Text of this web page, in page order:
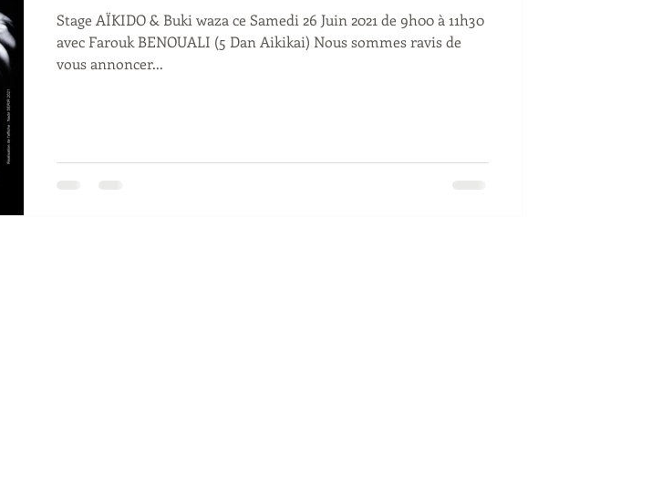
Stage AÏKIDO & Buki waza ce Samedi 26 Juin 2021 de 9h00 à 11h30
avec Farouk BENOUALI (5 Dan Aikikai) Nous sommes ravis de
vous annoncer...